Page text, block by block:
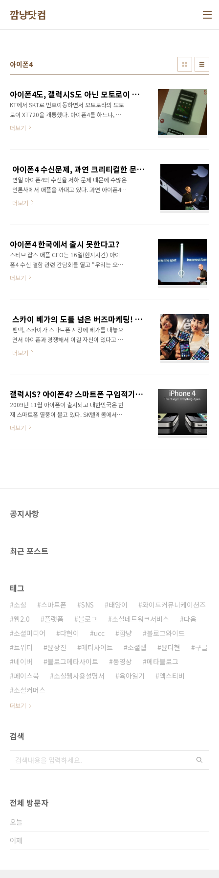
깜냥닷컴
아이폰4
아이폰4도, 갤럭시S도 아닌 모토로이 선택! 이젠 나도 스마트폰 유저다!
KT에서 SKT로 번호이동하면서 모토로라의 모토
로이 XT720을 개통했다. 아이폰4를 하느냐, 갤
럭시S로 하느냐 고민도 많이 했지만 결국 선택한
원이 됨) 5만원씩 내면서 스마트폰을 이용할만
큼 스마트폰에 대한 니즈가 크지 않은 것도 한몫
했을 것이다. 오늘 모토로이 XT720을 받았다.
인증샷을 올려볼까? 아이러니하게도 인증샷은
했다. *^^* 1. 처음 택배로 온 모습니다. 이제 나
드디어 개봉하고 있는 모습니다. ..
더보기
아이폰4 수신문제, 과연 크리티컬한 문제일까?
연일 아이폰4의 수신율 저하 문제 때문에 수많은
언론사에서 애플을 까대고 있다. 과연 아이폰4의
수신문제가 우리에게도 크리티컬한 문제가 될
해 분명 대한민국에서는 그렇게 크리티컬한 문
제가 안될 수 있다는 것! 사실 대한민국은 면적이
좁은 데다가 많은 기지국이 설치되어 있어 거의
대부분의 지역에서 휴대폰을 이용하는데 큰 문
가 1~2개 뜨는 곳을 찾기도 쉽지 않다는 이야기!
은? 면적이 넓기 때문에 휴대폰 전파를 받기가
쉽지 않다. 안테나..
더보기
아이폰4 한국에서 출시 못한다고?
스티브 잡스 애플 CEO는 16일(현지시간) 아이
폰4 수신 결함 관련 간담회를 열고 “우리는 오는
30일 한국을 제외한 17개국에 아이폰4를 출시
18개국 중에서 한국만 쏙 빼버린 것이다. 이유는
한국 정부의 허가 절차 문제라고만 짤막히 설명
했다. 이게 무슨 마른 하늘에 날벼락 같은 소리인
가? 아이폰4가 나오기만을 손꼽아 기다리고 있
가? 물론 KT에서 어떻게든 문제를 풀어내겠지만
더보기
스카이 베가의 도를 넘은 버즈마케팅! 나름 성공한건가? ㅋㅋ
팬택, 스카이가 스마트폰 시장에 베가를 내놓으
면서 아이폰과 경쟁해서 이길 자신이 있다고 이
야기해 화제다. 베가의 경쟁상대는 아이폰4 라는
는 마케팅 기법인 버즈마케팅 말이다. 예전에 '선
영아 사랑해'와 같은 형태의 마케팅을 생각하면
이해가 쉬울 것이다. 지금 베가의 마케팅이 꼭 이
런 형태다. 버즈마케팅! 사람들이 코웃음을 치면
사가 작성되고 있다. 물론 사람들은 실소를 급할
더보기
갤럭시S? 아이폰4? 스마트폰 구입적기는 언제?
2009년 11월 아이폰이 출시되고 대한민국은 현
재 스마트폰 열풍이 불고 있다. SK텔레콤에서는
데이터무제한 요금제도 내놓은 상태이다. 하지
부담이 되는게 사실이다. 적어도 한달에 45,000
더보기
공지사항
최근 포스트
태그
소셜 스마트폰 SNS 태양이
와이드커뮤니케이션즈
웹2.0
플랫폼 블로그 소셜네트워크서비스
다음
소셜미디어
다현이 ucc 깜냥
블로그와이드
트위터
윤상진 메타사이트 소셜웹 윤다현
구글
네이버
블로그메타사이트 동영상
메타블로그
페이스북
소셜웹사용설명서 육아일기
엑스티비
소셜커머스
더보기
검색
전체 방문자
오늘
어제